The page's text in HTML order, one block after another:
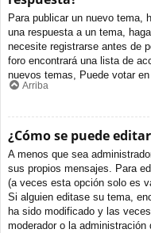
Para publicar un nuevo tema,
una respuesta a un tema,
necesite registrarse antes de
foro encontrará una lista de
nuevos temas, Puede votar
Arriba
¿Cómo se puede
A menos que sea
sus propios mensajes. Para
(a veces esta opción solo es
Si alguien editase su tema,
ha sido modificado y las
moderador o la